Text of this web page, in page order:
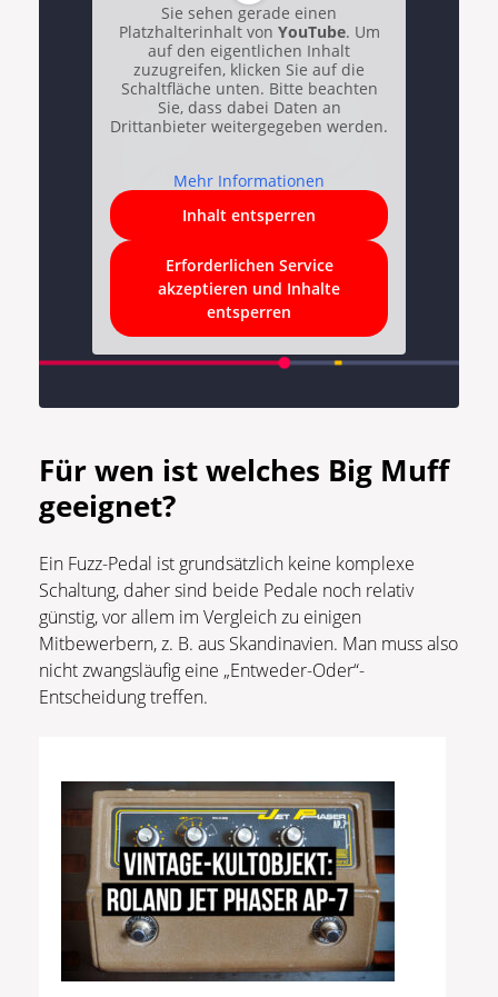
Sie sehen gerade einen
Platzhalterinhalt von YouTube. Um
auf den eigentlichen Inhalt
zuzugreifen, klicken Sie auf die
Schaltfläche unten. Bitte beachten
Sie, dass dabei Daten an
Drittanbieter weitergegeben werden.
Mehr Informationen
Inhalt entsperren
Erforderlichen Service
akzeptieren und Inhalte
entsperren
Für wen ist welches Big Muff
geeignet?
Ein Fuzz-Pedal ist grundsätzlich keine komplexe
Schaltung, daher sind beide Pedale noch relativ
günstig, vor allem im Vergleich zu einigen
Mitbewerbern, z. B. aus Skandinavien. Man muss also
nicht zwangsläufig eine „Entweder-Oder“-
Entscheidung treffen.